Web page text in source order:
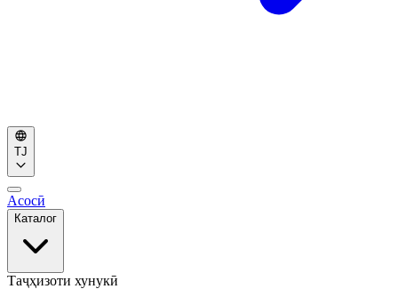
TJ
Асосӣ
Каталог
Таҷҳизоти хунукӣ